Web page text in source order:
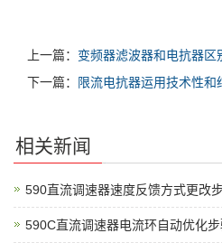
上一篇： 变频器滤波器和电抗器区
下一篇：
限流电抗器运用技术性和
相关新闻
590直流调速器速度反馈方式更改
590C直流调速器电流环自动优化